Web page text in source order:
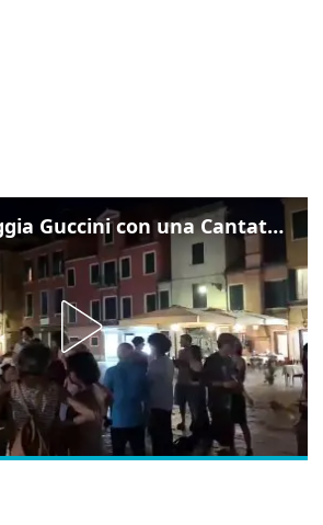
Venezia omaggia Guccini con una Cantata Anarchica in campo Santa Margherita